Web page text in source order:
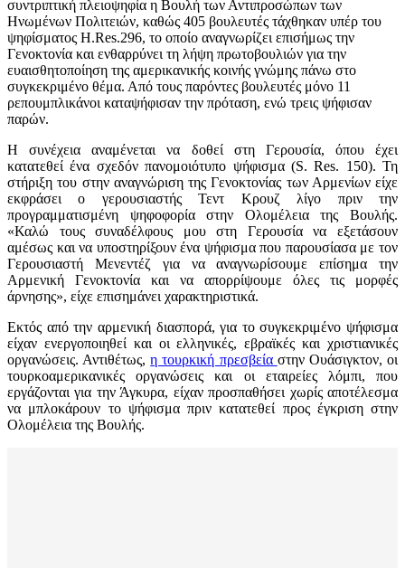
συντριπτική πλειοψηφία η Βουλή των Αντιπροσώπων των
Ηνωμένων Πολιτειών, καθώς 405 βουλευτές τάχθηκαν υπέρ του
ψηφίσματος H.Res.296, το οποίο αναγνωρίζει επισήμως την
Γενοκτονία και ενθαρρύνει τη λήψη πρωτοβουλιών για την
ευαισθητοποίηση της αμερικανικής κοινής γνώμης πάνω στο
συγκεκριμένο θέμα. Από τους παρόντες βουλευτές μόνο 11
ρεπουμπλικάνοι καταψήφισαν την πρόταση, ενώ τρεις ψήφισαν
παρών.
Η συνέχεια αναμένεται να δοθεί στη Γερουσία, όπου έχει
κατατεθεί ένα σχεδόν πανομοιότυπο ψήφισμα (S. Res. 150). Τη
στήριξη του στην αναγνώριση της Γενοκτονίας των Αρμενίων είχε
εκφράσει ο γερουσιαστής Τεντ Κρουζ λίγο πριν την
προγραμματισμένη ψηφοφορία στην Ολομέλεια της Βουλής.
«Καλώ τους συναδέλφους μου στη Γερουσία να εξετάσουν
αμέσως και να υποστηρίξουν ένα ψήφισμα που παρουσίασα με τον
Γερουσιαστή Μενεντέζ για να αναγνωρίσουμε επίσημα την
Αρμενική Γενοκτονία και να απορρίψουμε όλες τις μορφές
άρνησης», είχε επισημάνει χαρακτηριστικά.
Εκτός από την αρμενική διασπορά, για το συγκεκριμένο ψήφισμα
είχαν ενεργοποιηθεί και οι ελληνικές, εβραϊκές και χριστιανικές
οργανώσεις. Αντιθέτως,η τουρκική πρεσβεία στην Ουάσιγκτον, οι
τουρκοαμερικανικές οργανώσεις και οι εταιρείες λόμπι, που
εργάζονται για την Άγκυρα, είχαν προσπαθήσει χωρίς αποτέλεσμα
να μπλοκάρουν το ψήφισμα πριν κατατεθεί προς έγκριση στην
Ολομέλεια της Βουλής.